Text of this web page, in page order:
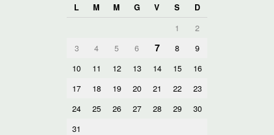
L
M M G V S
D
1
2
3
4 5 6 7 8
9
10
11 12 13 14 15
16
17
18 19 20 21 22
23
24
25 26 27 28 29
30
31